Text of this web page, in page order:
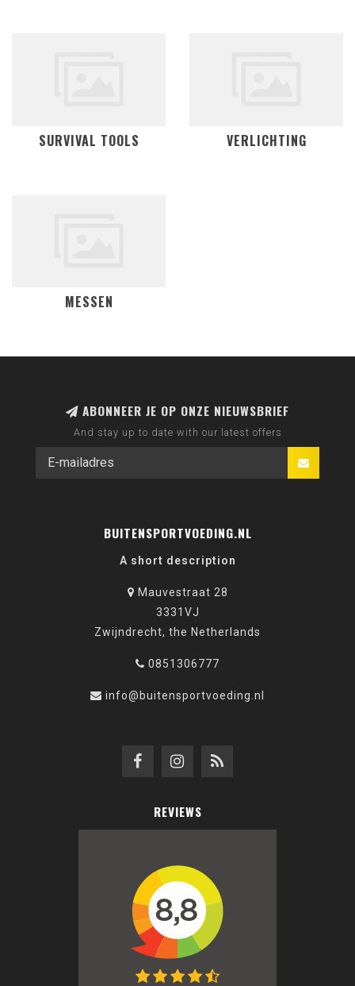
SURVIVAL TOOLS VERLICHTING
MESSEN
ABONNEER JE OP ONZE NIEUWSBRIEF
And stay up to date with our latest offers
BUITENSPORTVOEDING.NL
A short description
Mauvestraat 28
3331VJ
Zwijndrecht, the Netherlands
0851306777
info@buitensportvoeding.nl
REVIEWS